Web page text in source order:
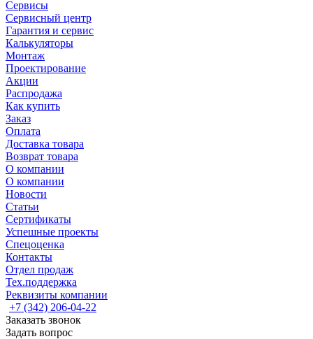
Сервисы
Сервисный центр
Гарантия и сервис
Калькуляторы
Монтаж
Проектирование
Акции
Распродажа
Как купить
Заказ
Оплата
Доставка товара
Возврат товара
О компании
О компании
Новости
Статьи
Сертификаты
Успешные проекты
Спецоценка
Контакты
Отдел продаж
Тех.поддержка
Реквизиты компании
+7 (342) 206-04-22
Заказать звонок
Задать вопрос